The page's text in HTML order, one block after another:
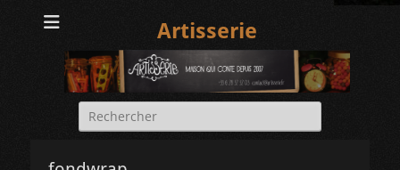
Artisserie
Rechercher :